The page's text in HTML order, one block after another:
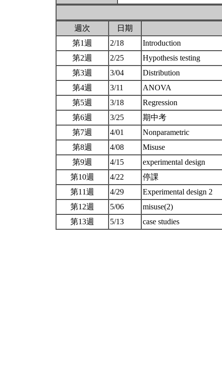
週次
日期
第1週
2/18
Introduction
第2週
2/25
Hypothesis testing
第3週
3/04
Distribution
第4週
3/11
ANOVA
第5週
3/18
Regression
第6週
3/25
期中考
第7週
4/01
Nonparametric
第8週
4/08
Misuse
第9週
4/15
experimental design
第10週
4/22
停課
第11週
4/29
Experimental design 2
第12週
5/06
misuse(2)
第13週
5/13 case studies